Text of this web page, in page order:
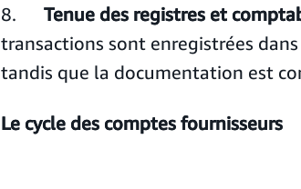
8. Tenue des registres et
transactions sont enregistrées
tandis que la documentation est
Le cycle des comptes fournisseurs